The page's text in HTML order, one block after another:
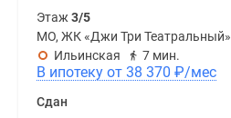
Этаж3/5
МО, ЖК «Джи Три Театральный»
Ильинская
7 мин.
В ипотеку от 38 370 ₽/мес
Сдан